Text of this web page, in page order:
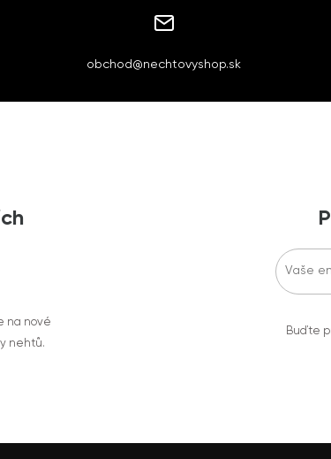
obchod@nechtovyshop.sk
na nové
nehtů.
Buďte